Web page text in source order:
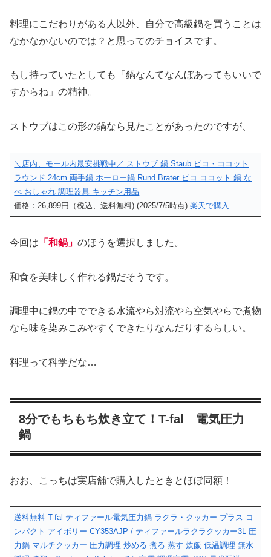
料理にこだわりがある人以外、自分で高級鍋を買うことは
なかなかないのでは？と思ってのチョイスです。
もし持っていたとしても「鍋なんてなんぼあってもいいで
すからね」の精神。
ストウブはこの形の鍋なら見たことがあったのですが、
＼店内、モール内最安挑戦中／ ストウブ 鍋 Staub ピコ・ココット
ラウンド 24cm 両手鍋 ホーロー鍋 Rund Brater ピコ ココット 鍋 な
べ おしゃれ 調理器具 キッチン用品
価格：26,899円（税込、送料無料) (2025/7/5時点) 楽天で購入
今回は 「和鍋」 のほうを選択しました。
和食を美味しく作れる鍋だそうです。
調理中に鍋の中でできる水流やら対流やら空気やらで煮物
なら味を染みこみやすくできたりなんだりするらしい。
料理って科学だな…
8分でもちもち炊き立て！T-fal 電気圧力
鍋
おお、こっちは実店舗で購入したときとほぼ同額！
送料無料 T-fal ティファール電気圧力鍋 ラクラ・クッカー プラス コ
ンパクト アイボリー CY353AJP / ティファールラクラクッカー3L 圧
力鍋 マルチクッカー 圧力調理 炒める 煮る 蒸す 炊飯 低温調理 無水